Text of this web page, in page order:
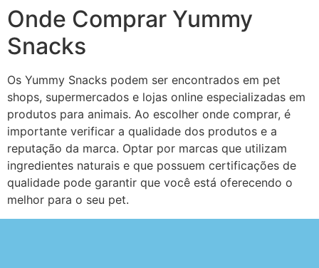
Onde Comprar Yummy
Snacks
Os Yummy Snacks podem ser encontrados em pet
shops, supermercados e lojas online especializadas em
produtos para animais. Ao escolher onde comprar, é
importante verificar a qualidade dos produtos e a
reputação da marca. Optar por marcas que utilizam
ingredientes naturais e que possuem certificações de
qualidade pode garantir que você está oferecendo o
melhor para o seu pet.